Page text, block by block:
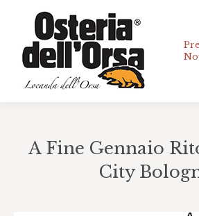
A Fine Gennaio
City